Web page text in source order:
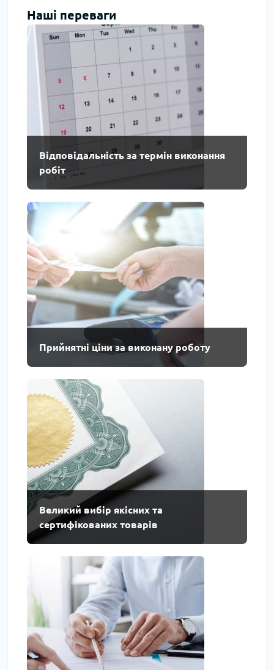
Наші переваги
Відповідальність за термін виконання
робіт
Прийнятні ціни за виконану роботу
Великий вибір якісних та
сертифікованих товарів